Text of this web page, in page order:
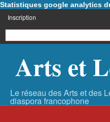
Statistiques google analytics
Inscription
Arts et